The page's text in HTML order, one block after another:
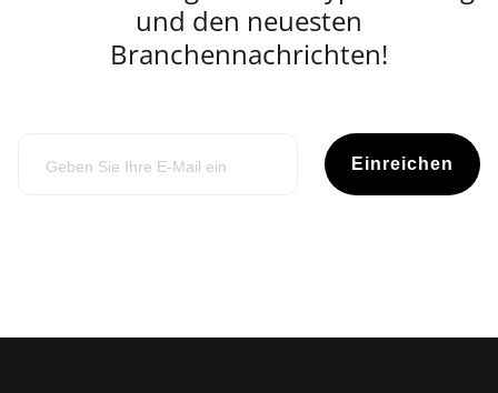
und den neuesten
Branchennachrichten!
Einreichen